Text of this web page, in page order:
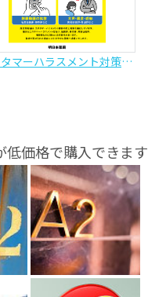
カスタマーハラスメント対策ポスター（お店用）
低価格で購入できます